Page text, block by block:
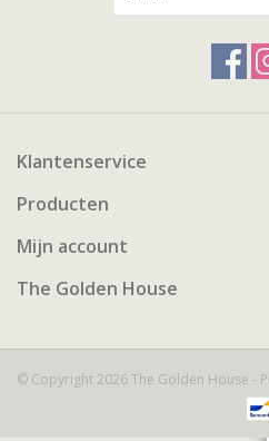
Klantenservice
Producten
Mijn account
The Golden House
© Copyright 2026 The Golden House -